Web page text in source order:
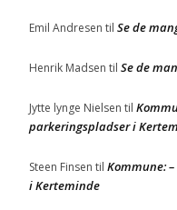
Emil Andresen til Se de
Henrik Madsen til Se de
Jytte lynge Nielsen til
parkeringspladser i
Steen Finsen til Kommune:
i Kerteminde